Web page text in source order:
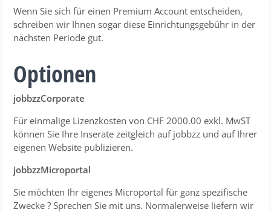
Wenn Sie sich für einen Premium Account entscheiden,
schreiben wir Ihnen sogar diese Einrichtungsgebühr in der
nächsten Periode gut.
Optionen
jobbzzCorporate
Für einmalige Lizenzkosten von CHF 2000.00 exkl. MwST
können Sie Ihre Inserate zeitgleich auf jobbzz und auf Ihrer
eigenen Website publizieren.
jobbzzMicroportal
Sie möchten Ihr eigenes Microportal für ganz spezifische
Zwecke ? Sprechen Sie mit uns. Normalerweise liefern wir